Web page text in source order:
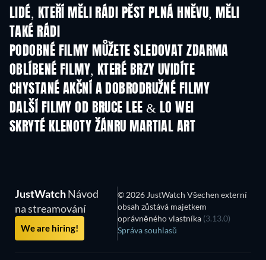
LIDÉ, KTEŘÍ MĚLI RÁDI PĚST PLNÁ HNĚVU, MĚLI
TAKÉ RÁDI
PODOBNÉ FILMY MŮŽETE SLEDOVAT ZDARMA
OBLÍBENÉ FILMY, KTERÉ BRZY UVIDÍTE
CHYSTANÉ AKČNÍ A DOBRODRUŽNÉ FILMY
DALŠÍ FILMY OD BRUCE LEE & LO WEI
SKRYTÉ KLENOTY ŽÁNRU MARTIAL ART
JustWatchNávod
na streamování
We are hiring!
© 2026 JustWatch Všechen externí
obsah zůstává majetkem
oprávněného vlastníka (3.13.0)
Správa souhlasů